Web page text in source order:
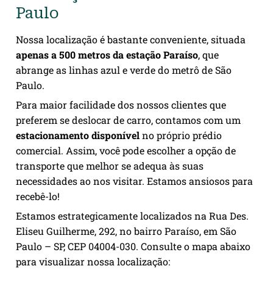
Paulo
Nossa localização é bastante conveniente, situada
apenas a 500 metros da estação Paraíso, que
abrange as linhas azul e verde do metrô de São
Paulo.
Para maior facilidade dos nossos clientes que
preferem se deslocar de carro, contamos com um
estacionamento disponívelno próprio prédio
comercial. Assim, você pode escolher a opção de
transporte que melhor se adequa às suas
necessidades ao nos visitar. Estamos ansiosos para
recebê-lo!
Estamos estrategicamente localizados na Rua Des.
Eliseu Guilherme, 292, no bairro Paraíso, em São
Paulo – SP, CEP 04004-030. Consulte o mapa abaixo
para visualizar nossa localização: